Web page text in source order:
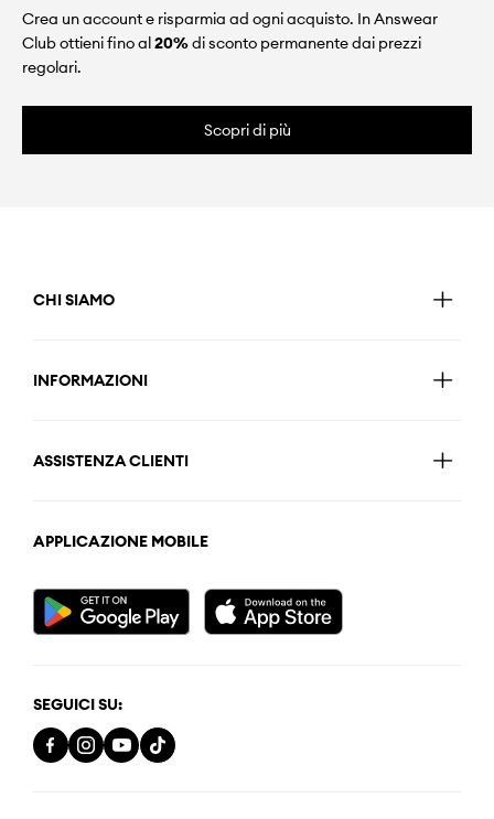
Crea un account e risparmia ad ogni acquisto. In Answear
Club ottieni fino al20%di sconto permanente dai prezzi
regolari.
Scopri di più
CHI SIAMO
INFORMAZIONI
ASSISTENZA CLIENTI
APPLICAZIONE MOBILE
SEGUICI SU: